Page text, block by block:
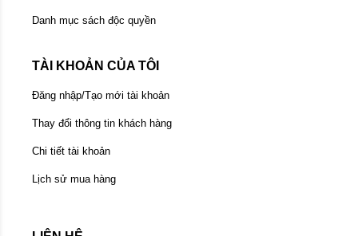
Danh mục sách độc quyền
TÀI KHOẢN CỦA TÔI
Đăng nhập/Tạo mới tài khoản
Thay đổi thông tin khách hàng
Chi tiết tài khoản
Lịch sử mua hàng